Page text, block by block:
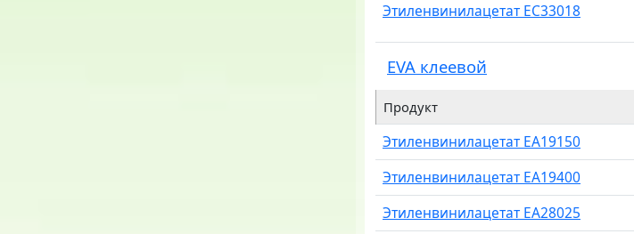
Этиленвинилацетат EC33018
EVA клеевой
Продукт
Этиленвинилацетат EA19150
Этиленвинилацетат EA19400
Этиленвинилацетат EA28025